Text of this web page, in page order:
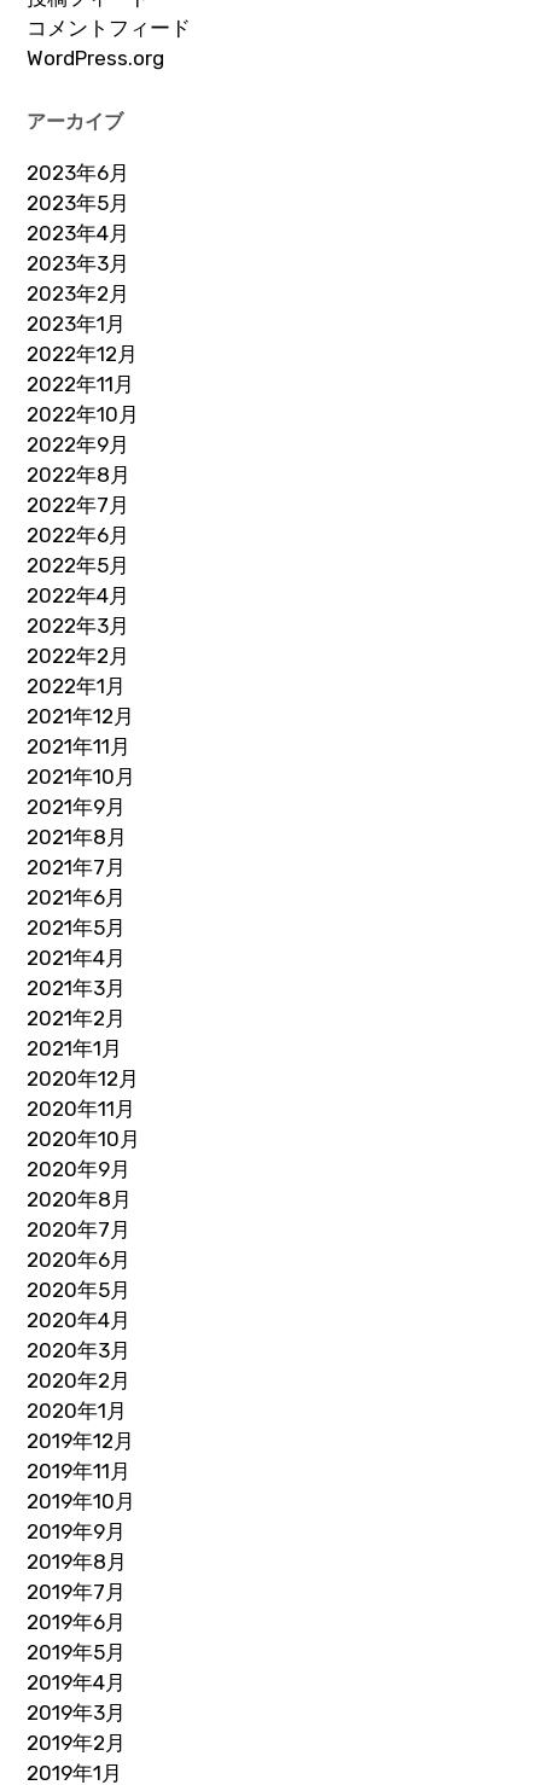
コメントフィード
WordPress.org
アーカイブ
2023年6月
2023年5月
2023年4月
2023年3月
2023年2月
2023年1月
2022年12月
2022年11月
2022年10月
2022年9月
2022年8月
2022年7月
2022年6月
2022年5月
2022年4月
2022年3月
2022年2月
2022年1月
2021年12月
2021年11月
2021年10月
2021年9月
2021年8月
2021年7月
2021年6月
2021年5月
2021年4月
2021年3月
2021年2月
2021年1月
2020年12月
2020年11月
2020年10月
2020年9月
2020年8月
2020年7月
2020年6月
2020年5月
2020年4月
2020年3月
2020年2月
2020年1月
2019年12月
2019年11月
2019年10月
2019年9月
2019年8月
2019年7月
2019年6月
2019年5月
2019年4月
2019年3月
2019年2月
2019年1月